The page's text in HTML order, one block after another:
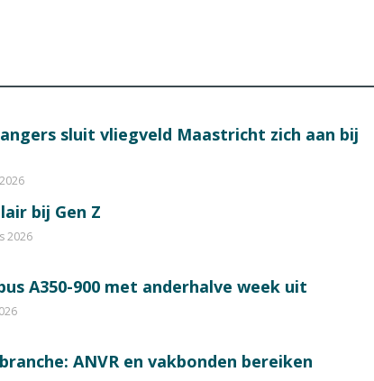
sluit vliegveld Maastricht zich aan bij
bij Gen Z
2026
A350-900 met anderhalve week uit
ANVR en vakbonden bereiken